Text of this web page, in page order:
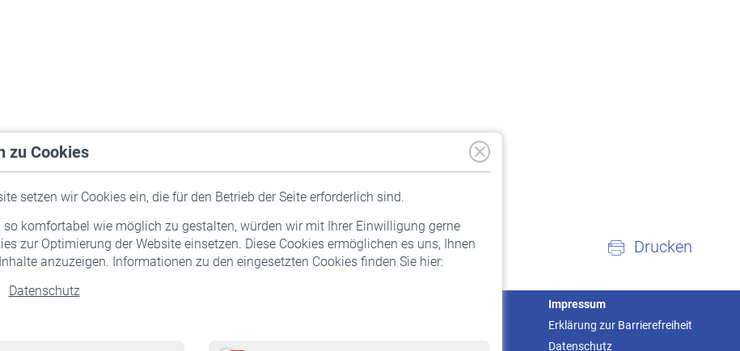
zu Cookies
setzen wir Cookies ein, die für den Betrieb der Seite erforderlich sind.
so komfortabel wie möglich zu gestalten, würden wir mit Ihrer Einwilligung gerne
zur Optimierung der Website einsetzen. Diese Cookies ermöglichen es uns, Ihnen
anzuzeigen. Informationen zu den eingesetzten Cookies finden Sie hier:
Datenschutz
Drucken
Rente beantragen
Impressum
Erklärung zur Barrierefreiheit
Datenschutz